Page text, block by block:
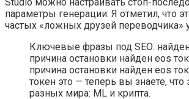
параметры генерации. Я отметил, что
частых «ложных друзей переводчика»
Ключевые фразы под SEO:
причина остановки найден eos
причина остановки найден eos
токен это — теперь вы знаете, что
разных мира: ML и крипта.